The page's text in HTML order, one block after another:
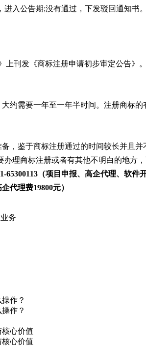
入公告期;没有通过，下发驳回通知书。
刊发《商标注册申请初步审定公告
约需要一年至一年半时间。注册商标
，鉴于商标注册通过的时间较长并且
理商标注册或者有其他不明白的地方
65300113（项目申报、高企代理、软
代理费19800元）
务
作？
作？
心价值
心价值